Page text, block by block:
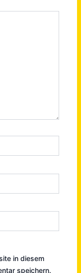
in diesem
speichern.